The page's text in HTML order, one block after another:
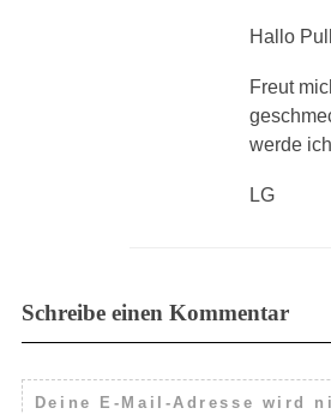
Hallo
Freut
werde
LG
Schreibe einen Kommentar
Deine E-Mail-Adresse wird